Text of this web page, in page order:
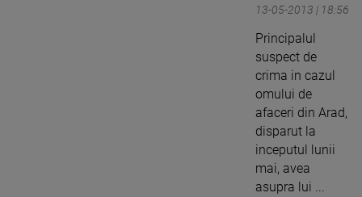
13-05-2013 | 18:56
Principalul
suspect de
crima in cazul
omului de
afaceri din Arad,
disparut la
inceputul lunii
mai, avea
asupra lui ...